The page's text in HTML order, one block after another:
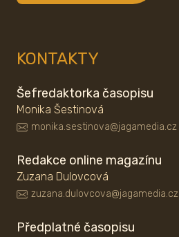
KONTAKTY
Šefredaktorka časopisu
Monika Šestinová
monika.sestinova@jagamedia.cz
Redakce online magazínu
Zuzana Dulovcová
zuzana.dulovcova@jagamedia.cz
Předplatné časopisu